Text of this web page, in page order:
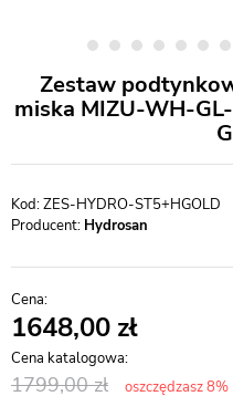
Zestaw
miska MIZU-WH-
ZES-HYDRO-ST5+HGOLD
Producent: Hydrosan
1648,00
1799,00 oszczędzasz 8%